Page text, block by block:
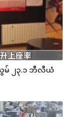
ယွမ် ၂၃.၁ ဘီလီယံ